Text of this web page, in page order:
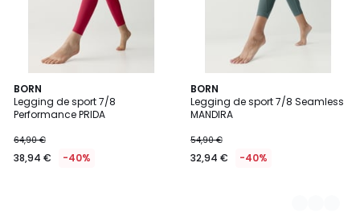
BORN
Legging de sport 7/8
Performance PRIDA
64,90 €
38,94 € -40%
BORN
Legging de sport 7/8 Seamless
MANDIRA
54,90 €
32,94 € -40%
2
Couleurs